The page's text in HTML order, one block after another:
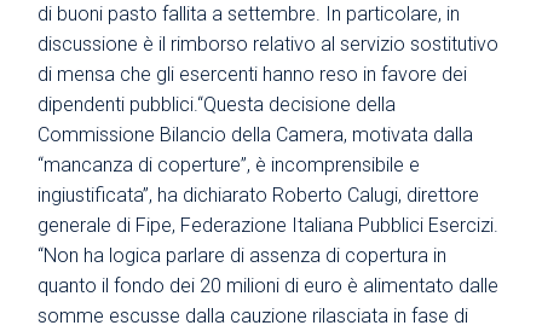
di buoni pasto fallita a settembre. In particolare, in
discussione è il rimborso relativo al servizio sostitutivo
di mensa che gli esercenti hanno reso in favore dei
dipendenti pubblici.“Questa decisione della
Commissione Bilancio della Camera, motivata dalla
“mancanza di coperture”, è incomprensibile e
ingiustificata”, ha dichiarato Roberto Calugi, direttore
generale di Fipe, Federazione Italiana Pubblici Esercizi.
“Non ha logica parlare di assenza di copertura in
quanto il fondo dei 20 milioni di euro è alimentato dalle
somme escusse dalla cauzione rilasciata in fase di